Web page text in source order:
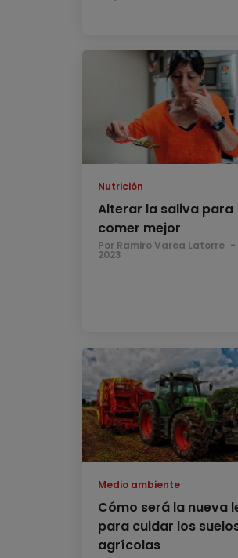
Nutrición
Alterar la saliva para
comer mejor
Por Ramiro Varea Latorre
2023
Medio ambiente
Cómo será la nueva
para cuidar los
agrícolas